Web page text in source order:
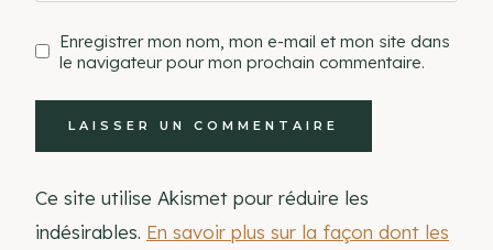
Enregistrer mon nom, mon e-mail et mon site dans
le navigateur pour mon prochain commentaire.
Ce site utilise Akismet pour réduire les
indésirables. En savoir plus sur la façon dont les